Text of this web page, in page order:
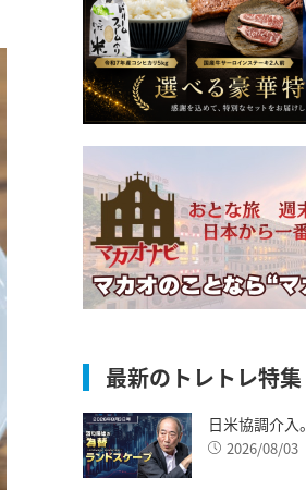
最新のトレトレ特集
日米協調介入。
2026/08/03